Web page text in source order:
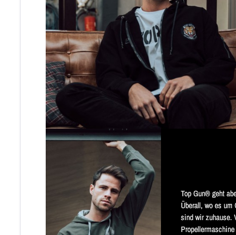
Top Gun® geht
Überall, wo es
sind wir zuhause.